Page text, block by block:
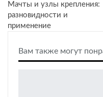
Мачты и узлы крепления:
разновидности и
применение
Вам также могут